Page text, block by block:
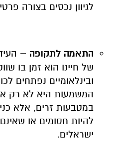
לגיוון נכסים בצורה
התאמה לתקופה –
של חיינו הוא זמן בו
ובינלאומיים נפתחים
המשמעות היא לא רק
במטבעות זרים, אלא
להיות חסומים או
ישראלים.